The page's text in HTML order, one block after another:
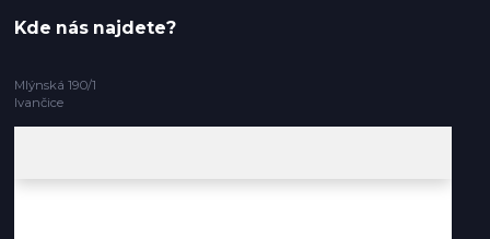
Kde nás najdete?
Mlýnská 190/1
Ivančice